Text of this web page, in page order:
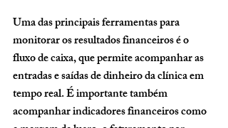
Uma das principais ferramentas para
monitorar os resultados financeiros é o
fluxo de caixa, que permite acompanhar as
entradas e saídas de dinheiro da clínica em
tempo real. É importante também
acompanhar indicadores financeiros como